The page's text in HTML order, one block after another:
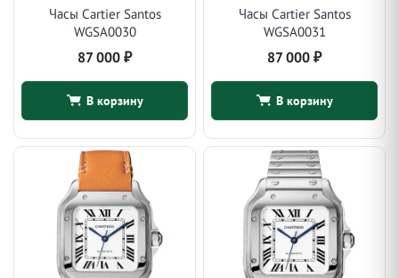
Часы Cartier Santos
WGSA0030
87 000 ₽
В корзину
Часы Cartier Santos
WGSA0031
87 000 ₽
В корзину